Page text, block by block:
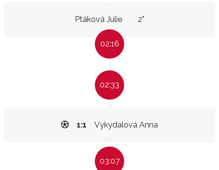
Ptáková Julie 2"
02:16
02:33
Vykydalová Anna
1:1
03:07